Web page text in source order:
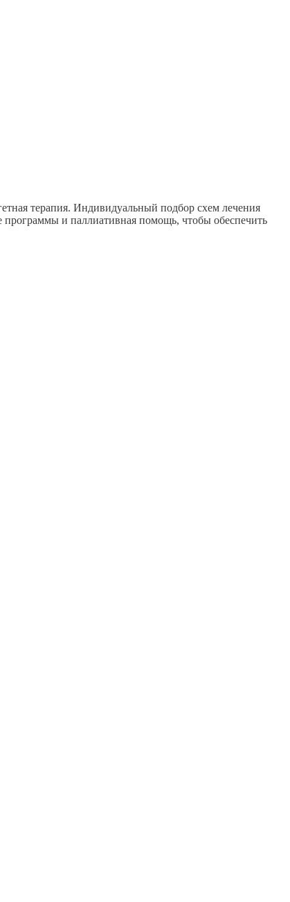
терапия. Индивидуальный подбор схем лечения
программы и паллиативная помощь, чтобы обеспечить